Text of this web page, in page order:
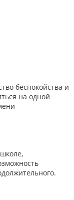
беспокойства и
на одной